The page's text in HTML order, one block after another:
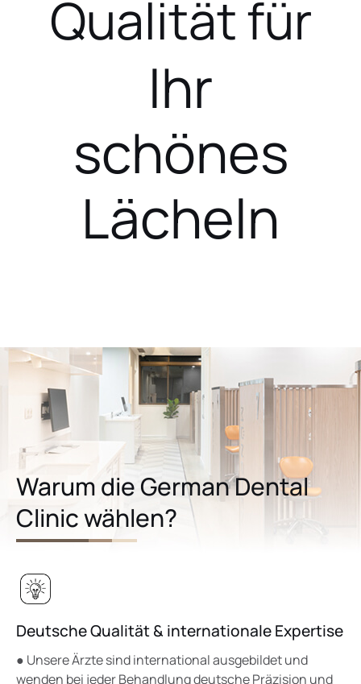
Qualität für
Ihr
schönes
Lächeln
Warum die German Dental
Clinic wählen?
Deutsche Qualität & internationale Expertise
● Unsere Ärzte sind international ausgebildet und
wenden bei jeder Behandlung deutsche Präzision und